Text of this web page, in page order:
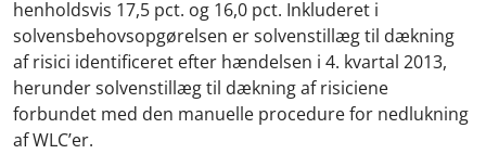
henholdsvis 17,5 pct. og 16,0 pct. Inkluderet i
solvensbehovsopgørelsen er solvenstillæg til dækning
af risici identificeret efter hændelsen i 4. kvartal 2013,
herunder solvenstillæg til dækning af risiciene
forbundet med den manuelle procedure for nedlukning
af WLC’er.